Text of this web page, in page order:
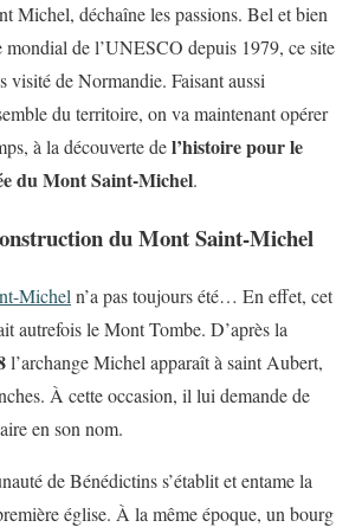
Michel, déchaîne les passions. Bel et bien
de l’UNESCO depuis 1979, ce site
visité de Normandie. Faisant aussi
du territoire, on va maintenant opérer
à la découverte del’histoire pour le
du Mont Saint-Michel.
du Mont Saint-Michel
Michel n’a pas toujours été… En effet, cet
autrefois le Mont Tombe. D’après la
l’archange Michel apparaît à saint Aubert,
À cette occasion, il lui demande de
en son nom.
de Bénédictins s’établit et entame la
église. À la même époque, un bourg